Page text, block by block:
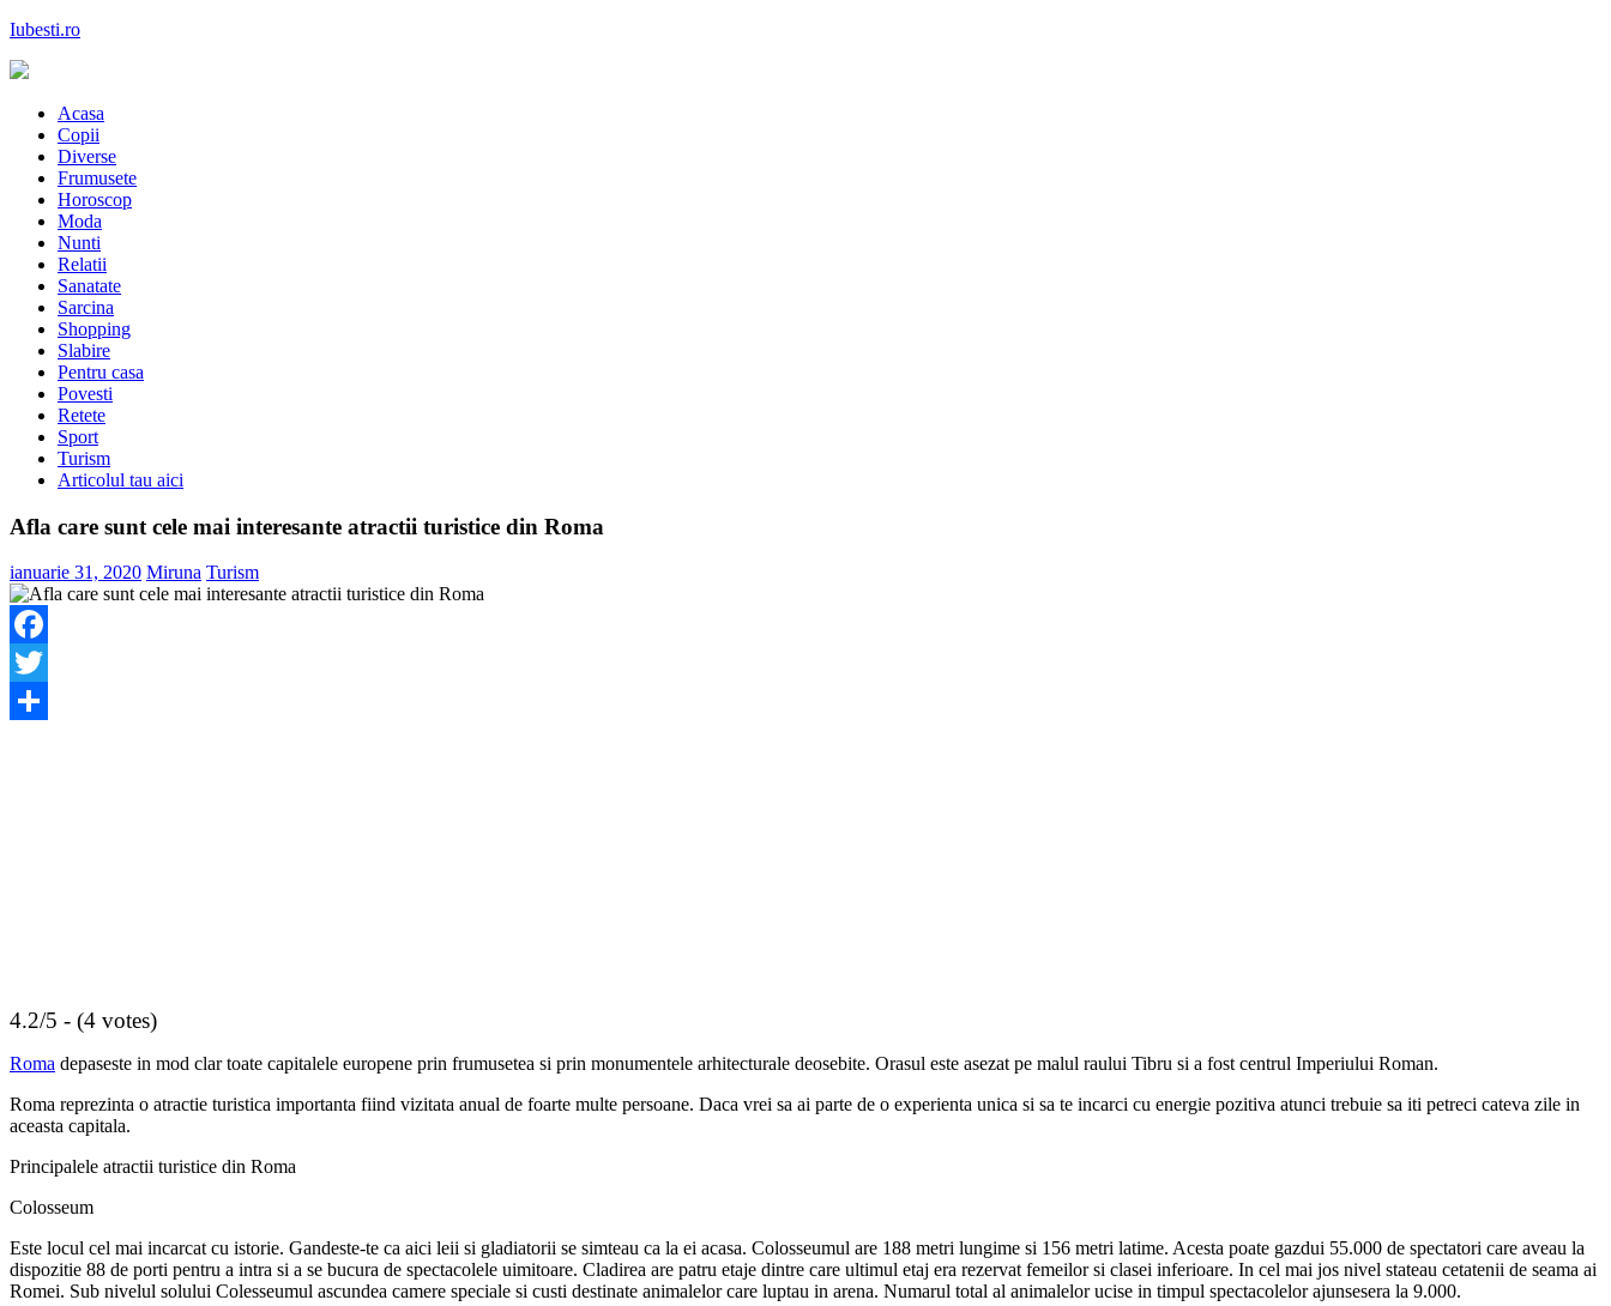
Skip
content
Iubesti.ro
Acasa
Copii
Diverse
Frumusete
Horoscop
Moda
Nunti
Relatii
Sanatate
Sarcina
Shopping
Slabire
Pentru casa
Povesti
Retete
Sport
Turism
Articolul tau aici
Afla care sunt cele mai interesante atractii turistice din Roma
ianuarie 31, 2020 Miruna Turism
Facebook
Twitter
4.2/5 - (4 votes)
Roma depaseste in mod clar toate capitalele europene prin frumusetea si prin monumentele arhitecturale deosebite. Orasul este asezat pe malul raului Tibru si a fost centrul Imperiului Roman.
Roma reprezinta o atractie turistica importanta fiind vizitata anual de foarte multe persoane. Daca vrei sa ai parte de o experienta unica si sa te incarci cu energie pozitiva atunci trebuie sa iti petreci cateva zile in
aceasta capitala.
Principalele atractii turistice din Roma
Colosseum
Este locul cel mai incarcat cu istorie. Gandeste-te ca aici leii si gladiatorii se simteau ca la ei acasa. Colosseumul are 188 metri lungime si 156 metri latime. Acesta poate gazdui 55.000 de spectatori care aveau la
dispozitie 88 de porti pentru a intra si a se bucura de spectacolele uimitoare. Cladirea are patru etaje dintre care ultimul etaj era rezervat femeilor si clasei inferioare. In cel mai jos nivel stateau cetatenii de seama ai
Romei. Sub nivelul solului Colesseumul ascundea camere speciale si custi destinate animalelor care luptau in arena. Numarul total al animalelor ucise in timpul spectacolelor ajunsesera la 9.000.